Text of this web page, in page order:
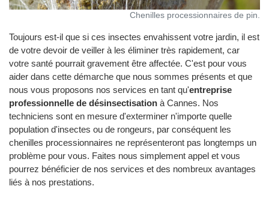
Chenilles processionnaires de pin.
Toujours est-il que si ces insectes envahissent votre jardin, il est
de votre devoir de veiller à les éliminer très rapidement, car
votre santé pourrait gravement être affectée. C'est pour vous
aider dans cette démarche que nous sommes présents et que
nous vous proposons nos services en tant qu'entreprise
professionnelle de désinsectisation à Cannes. Nos
techniciens sont en mesure d'exterminer n'importe quelle
population d'insectes ou de rongeurs, par conséquent les
chenilles processionnaires ne représenteront pas longtemps un
problème pour vous. Faites nous simplement appel et vous
pourrez bénéficier de nos services et des nombreux avantages
liés à nos prestations.